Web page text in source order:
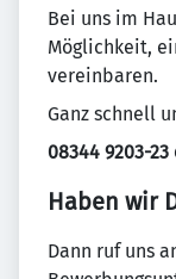
Bei uns im
Möglichkeit,
vereinbaren.
Ganz schnell
08344 9203-
Haben wir
Dann ruf uns